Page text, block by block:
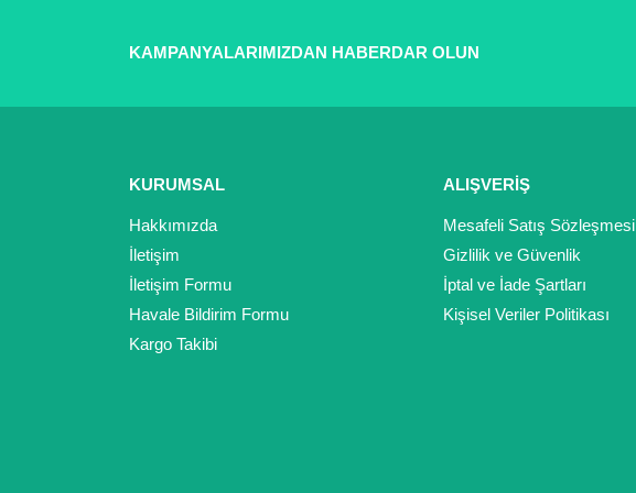
KAMPANYALARIMIZDAN HABERDAR OLUN
KURUMSAL
Hakkımızda
İletişim
İletişim Formu
Havale Bildirim Formu
Kargo Takibi
ALIŞVERİŞ
Mesafeli Satış Sözleşmesi
Gizlilik ve Güvenlik
İptal ve İade Şartları
Kişisel Veriler Politikası